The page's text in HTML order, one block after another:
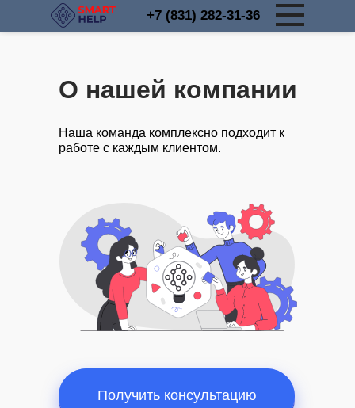
+7 (831) 282-31-36
О нашей компании
Наша команда комплексно подходит к
работе с каждым клиентом.
Получить консультацию